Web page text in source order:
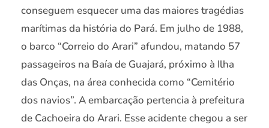
conseguem esquecer uma das maiores tragédias
marítimas da história do Pará. Em julho de 1988,
o barco “Correio do Arari” afundou, matando 57
passageiros na Baía de Guajará, próximo à Ilha
das Onças, na área conhecida como “Cemitério
dos navios”. A embarcação pertencia à prefeitura
de Cachoeira do Arari. Esse acidente chegou a ser